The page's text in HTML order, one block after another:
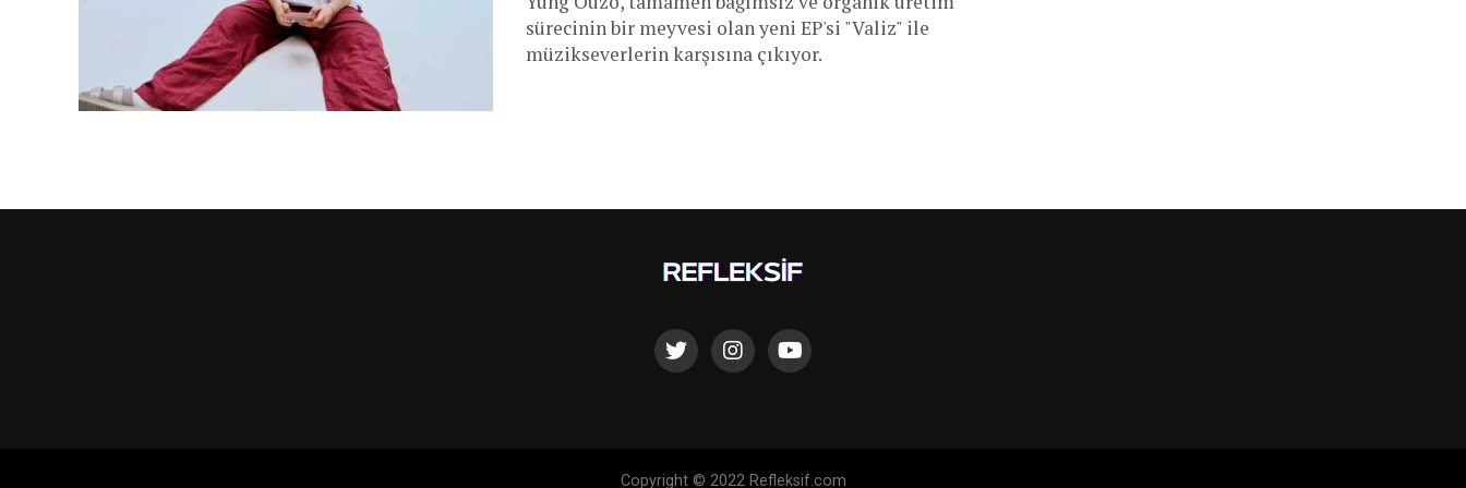
sürecinin bir meyvesi olan yeni EP'si "Valiz" ile
müzikseverlerin karşısına çıkıyor.
Copyright © 2022 Refleksif.com